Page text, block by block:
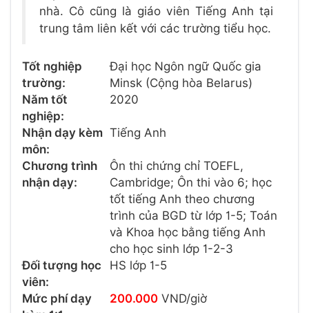
nhà. Cô cũng là giáo viên Tiếng Anh tại
trung tâm liên kết với các trường tiểu học.
Tốt nghiệp
trường:
Đại học Ngôn ngữ Quốc gia
Minsk (Cộng hòa Belarus)
Năm tốt
nghiệp:
2020
Nhận dạy kèm
môn:
Tiếng Anh
Chương trình
nhận dạy:
Ôn thi chứng chỉ TOEFL,
Cambridge; Ôn thi vào 6; học
tốt tiếng Anh theo chương
trình của BGD từ lớp 1-5; Toán
và Khoa học bằng tiếng Anh
cho học sinh lớp 1-2-3
Đối tượng học
viên:
HS lớp 1-5
Mức phí dạy
200.000 VND/giờ